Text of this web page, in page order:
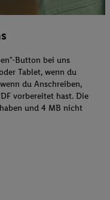
Button bei uns
Tablet, wenn du
du Anschreiben,
vorbereitet hast. Die
und 4 MB nicht